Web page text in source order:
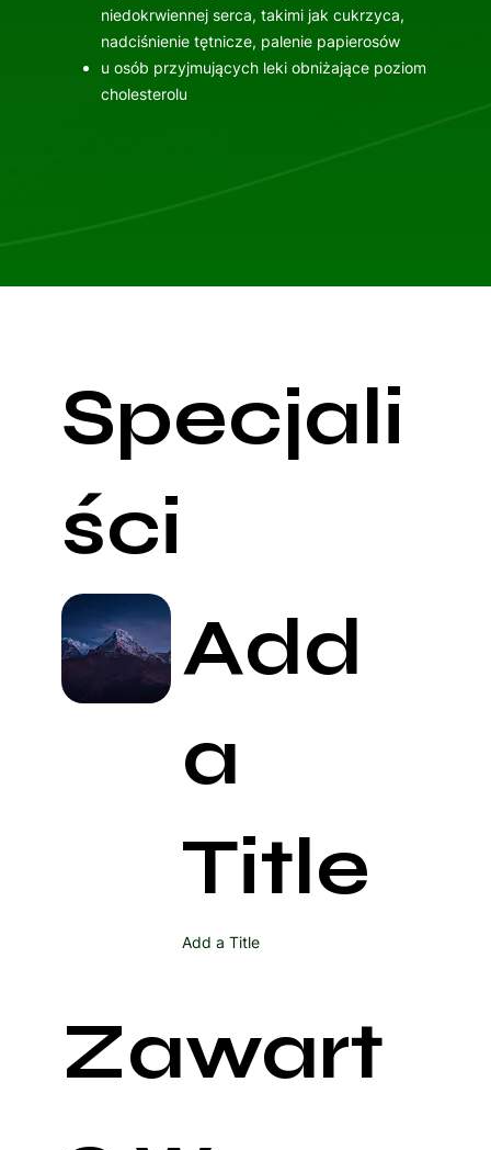
niedokrwiennej serca, takimi jak cukrzyca,
nadciśnienie tętnicze, palenie papierosów
u osób przyjmujących leki obniżające poziom
cholesterolu
Specjali
ści
Add
a
Title
Add a Title
Zawart